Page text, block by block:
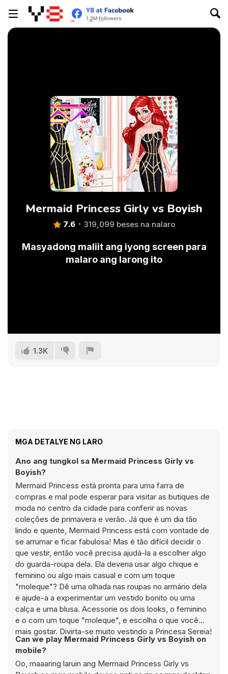
Mermaid Princess Girly vs Boyish
7.6 319,099 beses na nalaro
Masyadong maliit ang iyong screen para
malaro ang larong ito
1.3K
MGA DETALYE NG LARO
Ano ang tungkol sa Mermaid Princess Girly vs
Boyish?
Mermaid Princess está pronta para uma farra de
compras e mal pode esperar para visitar as butiques de
moda no centro da cidade para conferir as novas
coleções de primavera e verão. Já que é um dia tão
lindo e quente, Mermaid Princess está com vontade de
se arrumar e ficar fabulosa! Mas é tão difícil decidir o
que vestir, então você precisa ajudá-la a escolher algo
do guarda-roupa dela. Ela deveria usar algo chique e
feminino ou algo mais casual e com um toque
"moleque"? Dê uma olhada nas roupas no armário dela
e ajude-a a experimentar um vestido bonito ou uma
calça e uma blusa. Acessorie os dois looks, o feminino
e o com um toque "moleque", e escolha o que você
mais gostar. Divirta-se muito vestindo a Princesa Sereia!
Can we play Mermaid Princess Girly vs Boyish on
mobile?
Oo, maaaring laruin ang Mermaid Princess Girly vs